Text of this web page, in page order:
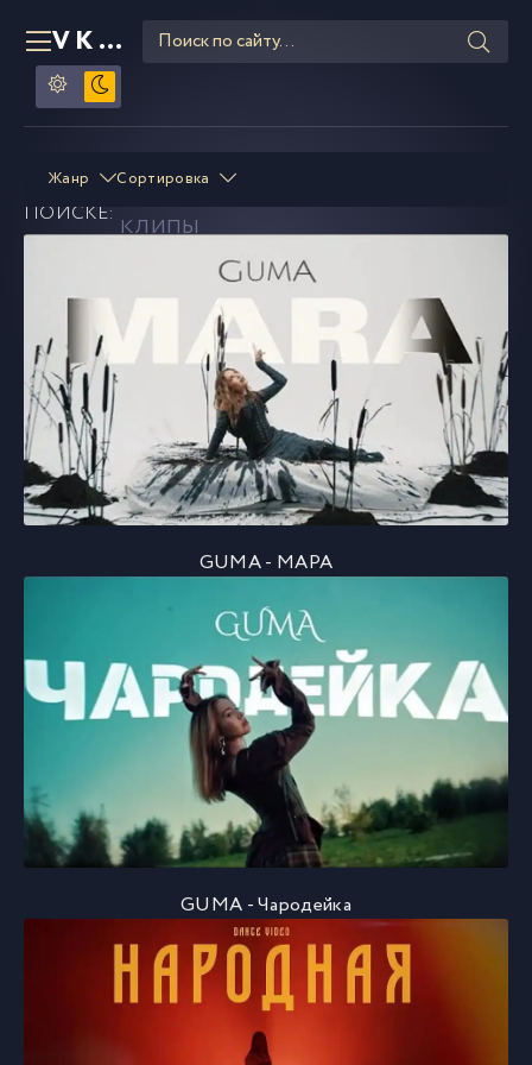
VKLIPE RU
ПОИСКЕ:
GUMA смотреть и скачать
клипы
Жанр Сортировка
GUMA - МАРА
GUMA - Чародейка